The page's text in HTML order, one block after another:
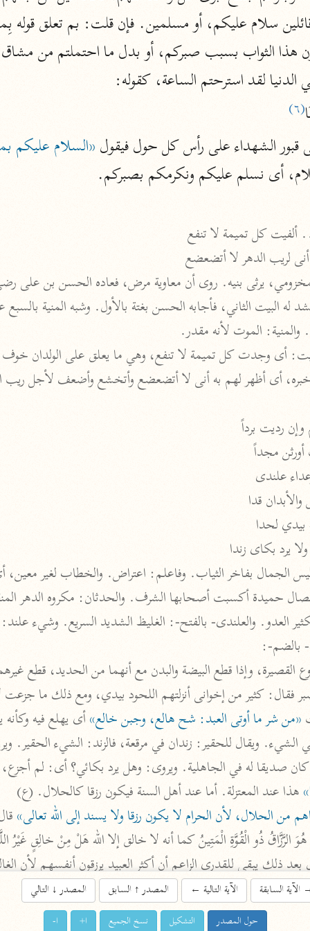
المحرر الوجيز
ابن عطية (٥٤٦ هـ)
نحو ٨ مجلدات
البحر المحيط
نحو ١٦ مجلدًا
التفسير البسيط
الواحدي (٤٦٨ هـ)
إرشاد العقل السليم
أبو السعود (٩٨٢ هـ)
نحو ٩ مجلدات
الكشاف
الزمخشري (٥٣٨ هـ)
نحو ٨ مجلدات
اشترك لتصلك أخبار مشاريعنا
اشترك
راسلنا •تليجرام •تويتر
تعليمات•عن الباحث القرآني
أندرويد
أيفون
تطوير
رعاية
الدنيا لقد استرحتم الساعة، كقوله:
(٦)
قبور الشهداء على رأس كل حول فيقول
أى نسلم عليكم ونكرمكم بصبركم.
ألفيت كل تميمة لا تنفع
لريب الدهر لا أتضعضع
الموت لأنه مقدر.
رديت برداً
مجداً
علندى
قدا
لحدا
يرد بكاى زندا
بالضم-:
القصيرة، وإذا قطع البيضة والبدن مع أنهما من الحديد، قطع
«من شر ما أوتى العبد: شح هالع، وجبن خالع»
صديقا له في الجاهلية. ويروى: وهل يرد بكائي؟ أى: لم أجزع،
هذا عند المعتزلة. أما عند أهل السنة فيكون رزقا كالحلال. (ع)
من الحلال، لأن الحرام لا يكون رزقا ولا يسند إلى الله تعالى»
القوارع السمعية والعقلية ولا تردعه فبأى حديث بعد الله وآياته
ومرجع أهلها ... الخ»
الآية السابقة الآية التالية ← المصدر↑السابق المصدر↓التالي
حول المصدر التشكيل نسخ الجميع ا+ ا-